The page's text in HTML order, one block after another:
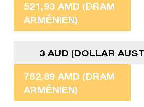
521,93 AMD (DRAM
ARMÉNIEN)
3 AUD (DOLLAR
782,89 AMD (DRAM
ARMÉNIEN)